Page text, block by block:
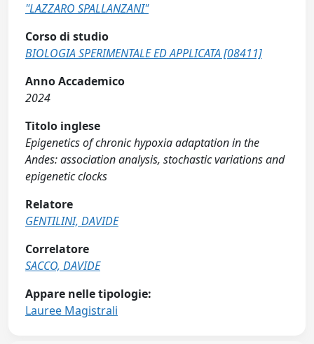
"LAZZARO SPALLANZANI"
Corso di studio
BIOLOGIA SPERIMENTALE ED APPLICATA [08411]
Anno Accademico
2024
Titolo inglese
Epigenetics of chronic hypoxia adaptation in the
Andes: association analysis, stochastic variations and
epigenetic clocks
Relatore
GENTILINI, DAVIDE
Correlatore
SACCO, DAVIDE
Appare nelle tipologie:
Lauree Magistrali